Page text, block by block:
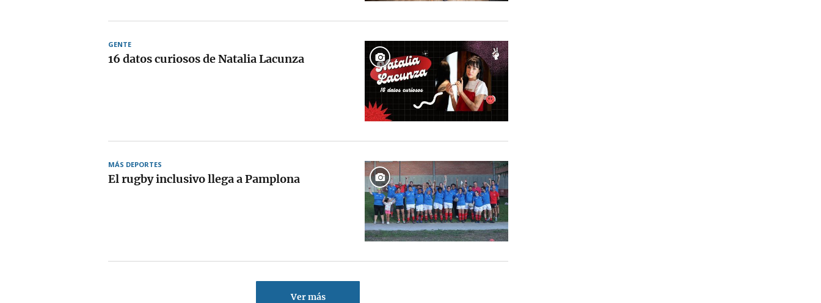
GENTE
16 datos curiosos de Natalia Lacunza
MÁS DEPORTES
El rugby inclusivo llega a Pamplona
Ver más